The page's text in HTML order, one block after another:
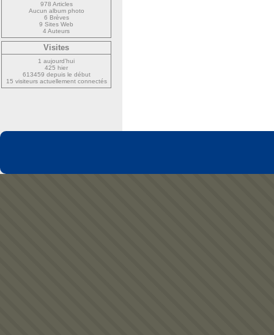
978 Articles
Aucun album photo
6 Brèves
9 Sites Web
4 Auteurs
Visites
1 aujourd’hui
425 hier
613459 depuis le début
15 visiteurs actuellement connectés